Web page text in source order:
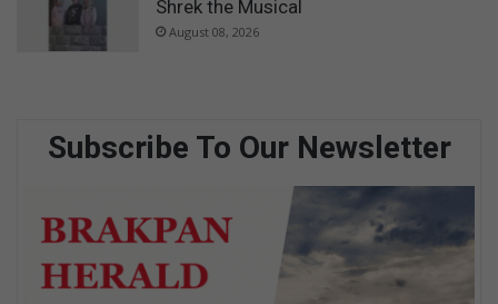
Shrek the Musical
August 08, 2026
Subscribe To Our Newsletter